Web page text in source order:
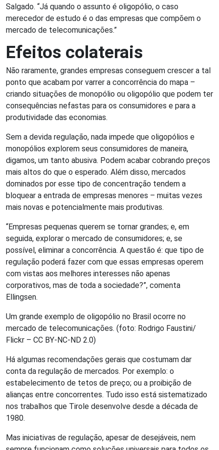
Salgado. “Já quando o assunto é oligopólio, o caso
merecedor de estudo é o das empresas que compõem o
mercado de telecomunicações.”
Efeitos colaterais
Não raramente, grandes empresas conseguem crescer a tal
ponto que acabam por varrer a concorrência do mapa –
criando situações de monopólio ou oligopólio que podem ter
consequências nefastas para os consumidores e para a
produtividade das economias.
Sem a devida regulação, nada impede que oligopólios e
monopólios explorem seus consumidores de maneira,
digamos, um tanto abusiva. Podem acabar cobrando preços
mais altos do que o esperado. Além disso, mercados
dominados por esse tipo de concentração tendem a
bloquear a entrada de empresas menores – muitas vezes
mais novas e potencialmente mais produtivas.
“Empresas pequenas querem se tornar grandes; e, em
seguida, explorar o mercado de consumidores; e, se
possível, eliminar a concorrência. A questão é: que tipo de
regulação poderá fazer com que essas empresas operem
com vistas aos melhores interesses não apenas
corporativos, mas de toda a sociedade?”, comenta
Ellingsen.
Um grande exemplo de oligopólio no Brasil ocorre no
mercado de telecomunicações. (foto: Rodrigo Faustini/
Flickr – CC BY-NC-ND 2.0)
Há algumas recomendações gerais que costumam dar
conta da regulação de mercados. Por exemplo: o
estabelecimento de tetos de preço; ou a proibição de
alianças entre concorrentes. Tudo isso está sistematizado
nos trabalhos que Tirole desenvolve desde a década de
1980.
Mas iniciativas de regulação, apesar de desejáveis, nem